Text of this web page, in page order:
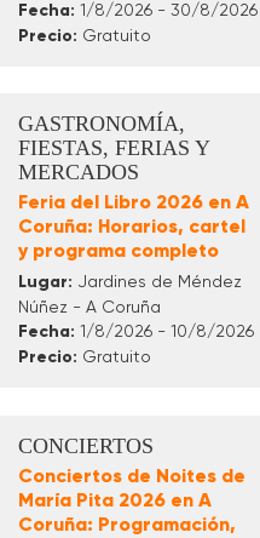
Fecha: 1/8/2026 - 30/8/2026
Precio: Gratuito
GASTRONOMÍA,
FIESTAS, FERIAS Y
MERCADOS
Feria del Libro 2026 en A
Coruña: Horarios, cartel
y programa completo
Lugar: Jardines de Méndez
Núñez - A Coruña
Fecha: 1/8/2026 - 10/8/2026
Precio: Gratuito
CONCIERTOS
Conciertos de Noites de
María Pita 2026 en A
Coruña: Programación,